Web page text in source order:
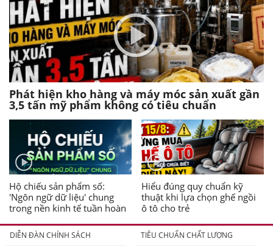
Phát hiện kho hàng và máy móc sản xuất gần
3,5 tấn mỹ phẩm không có tiêu chuẩn
Hộ chiếu sản phẩm số:
'Ngôn ngữ dữ liệu' chung
trong nền kinh tế tuần hoàn
Hiểu đúng quy chuẩn kỹ
thuật khi lựa chọn ghế ngồi
ô tô cho trẻ
DIỄN ĐÀN CHÍNH SÁCH TIÊU CHUẨN CHẤT LƯỢNG